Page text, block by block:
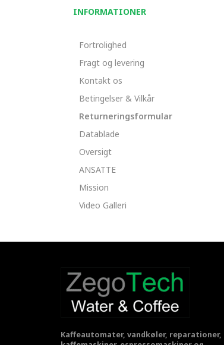
INFORMATIONER
Fortrolighed
Fragt og levering
Kontakt os
Betingelser & Vilkår
Returneringsformular
Datablade
Oversigt
ANSATTE
Mission
Video Galleri
Kaffeautomater, vandkøler, reparationer,